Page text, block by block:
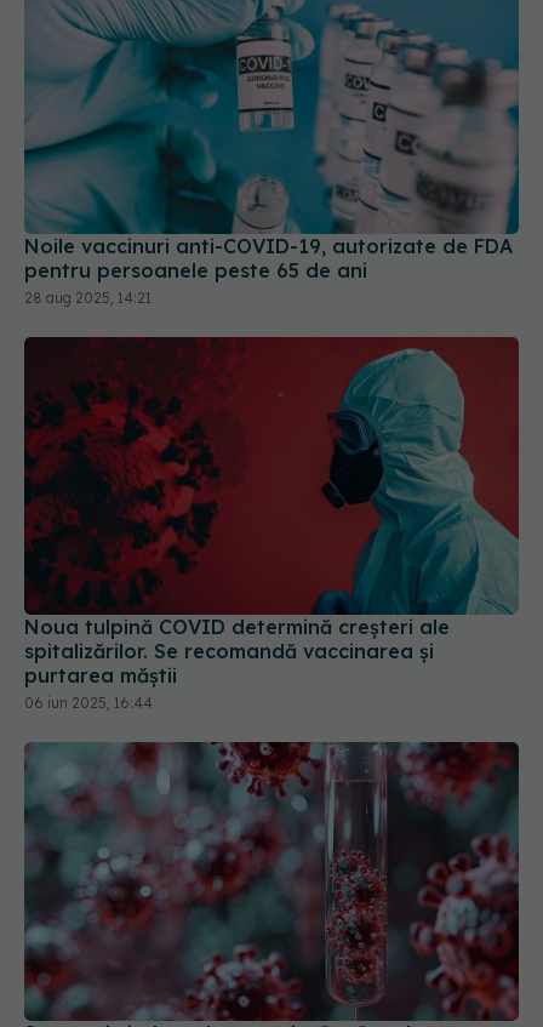
Noile vaccinuri anti-COVID-19, autorizate de FDA
pentru persoanele peste 65 de ani
28 aug 2025, 14:21
Noua tulpină COVID determină creșteri ale
spitalizărilor. Se recomandă vaccinarea și
purtarea măștii
06 iun 2025, 16:44